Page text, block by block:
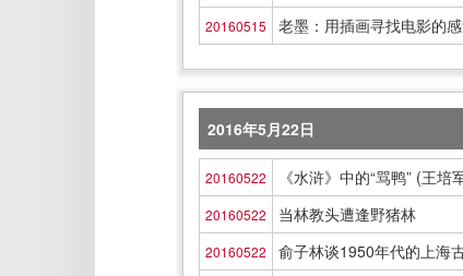
20160515 老墨：用插画寻找电影的
2016年5月22日
20160522 《水浒》中的“骂鸭” (王培
20160522 当林教头遭逢野猪林
20160522 俞子林谈1950年代的上海